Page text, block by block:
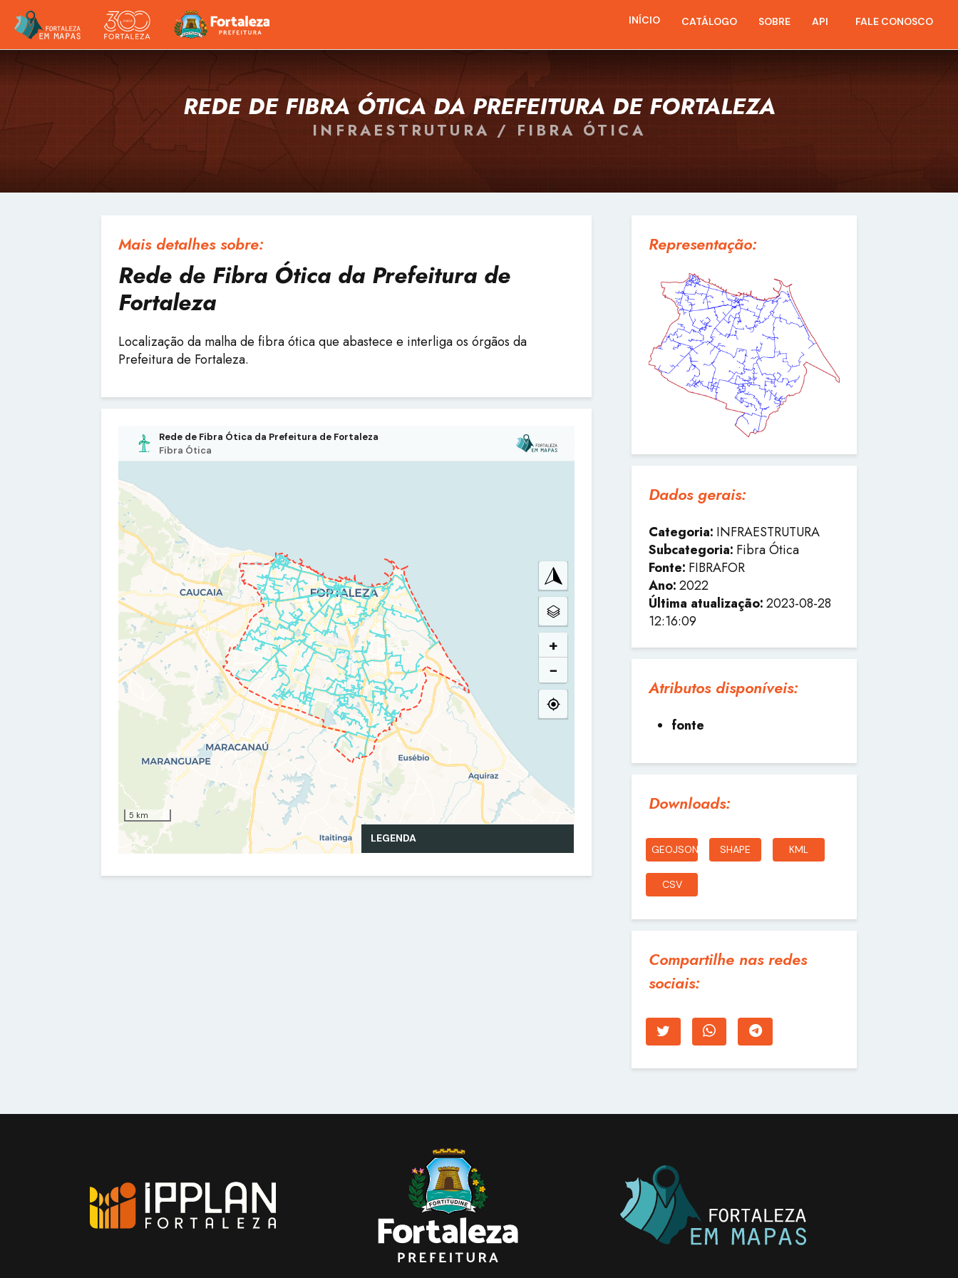
INÍCIO CATÁLOGO SOBRE API FALE CONOSCO
REDE DE FIBRA ÓTICA DA PREFEITURA DE FORTALEZA
INFRAESTRUTURA / FIBRA ÓTICA
Mais detalhes sobre:
Rede de Fibra Ótica da Prefeitura de
Fortaleza
Localização da malha de fibra ótica que abastece e interliga os órgãos da
Prefeitura de Fortaleza.
Representação:
Dados gerais:
Categoria: INFRAESTRUTURA
Subcategoria: Fibra Ótica
Fonte: FIBRAFOR
Ano:2022
Última atualização:2023-08-28
12:16:09
Atributos disponíveis:
fonte
Downloads:
GEOJSON SHAPE KML
CSV
Compartilhe nas redes
sociais: